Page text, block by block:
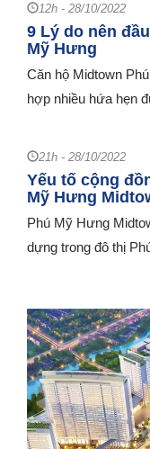
12h - 28/10/2022
9 Lý do nên
Mỹ Hưng
Căn hộ Midtown
hợp nhiều hứa hẹn
21h - 28/10/2022
Yếu tố cộng
Mỹ Hưng
Phú Mỹ Hưng
dựng trong đô thị